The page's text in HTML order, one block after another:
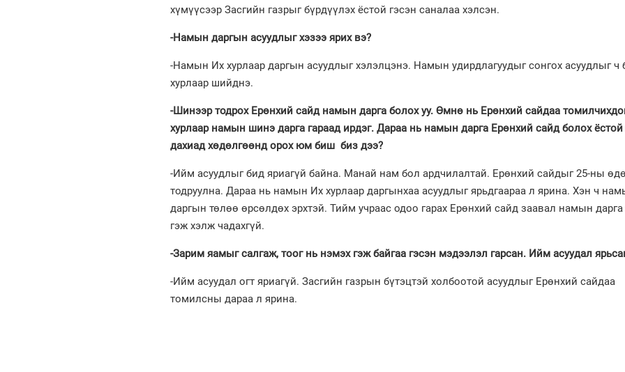
хүмүүсээр Засгийн газрыг бүрдүүлэх ёстой гэсэн саналаа хэлсэн.
-Намын даргын асуудлыг хэзээ ярих вэ?
-Намын Их хурлаар даргын асуудлыг хэлэлцэнэ. Намын удирдлагуудыг сонгох асуудлыг ч
хурлаар шийднэ.
-Шинээр тодрох Ерөнхий сайд намын дарга болох уу. Өмнө нь Ерөнхий сайдаа
хурлаар намын шинэ дарга гараад ирдэг. Дараа нь намын дарга Ерөнхий сайд болох ёстой
дахиад хөдөлгөөнд орох юм биш биз дээ?
-Ийм асуудлыг бид яриагүй байна. Манай нам бол ардчилалтай. Ерөнхий сайдыг 25-ны
тодруулна. Дараа нь намын Их хурлаар даргынхаа асуудлыг ярьдгаараа л ярина. Хэн ч
даргын төлөө өрсөлдөх эрхтэй. Тийм учраас одоо гарах Ерөнхий сайд заавал намын
гэж хэлж чадахгүй.
-Зарим яамыг салгаж, тоог нь нэмэх гэж байгаа гэсэн мэдээлэл гарсан. Ийм асуудал
-Ийм асуудал огт яриагүй. Засгийн газрын бүтэцтэй холбоотой асуудлыг Ерөнхий сайдаа
томилсны дараа л ярина.